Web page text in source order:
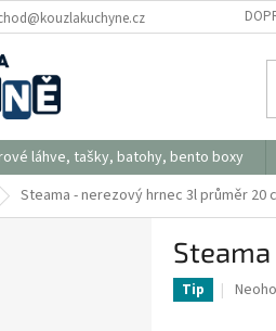
láhve, tašky, batohy, bento boxy
Steama - nerezový hrnec 3lprůměr 20
Tip